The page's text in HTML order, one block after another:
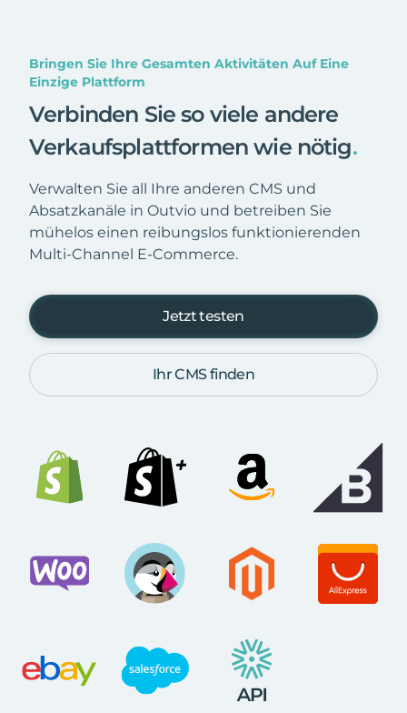
Bringen Sie Ihre Gesamten Aktivitäten Auf Eine
Einzige Plattform
Verbinden Sie so viele andere
Verkaufsplattformen wie nötig.
Verwalten Sie all Ihre anderen CMS und
Absatzkanäle in Outvio und betreiben Sie
mühelos einen reibungslos funktionierenden
Multi-Channel E-Commerce.
Jetzt testen
Ihr CMS finden